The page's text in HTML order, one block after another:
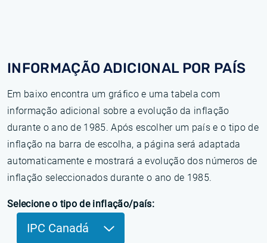
INFORMAÇÃO ADICIONAL POR PAÍS
Em baixo encontra um gráfico e uma tabela com
informação adicional sobre a evolução da inflação
durante o ano de 1985. Após escolher um país e o tipo de
inflação na barra de escolha, a página será adaptada
automaticamente e mostrará a evolução dos números de
inflação seleccionados durante o ano de 1985.
Selecione o tipo de inflação/país:
IPC Canadá